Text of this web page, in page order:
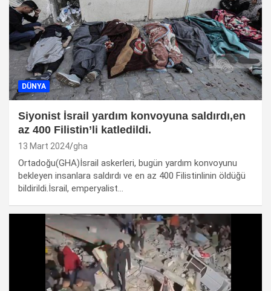
DÜNYA
Siyonist İsrail yardım konvoyuna saldırdı,en
az 400 Filistin’li katledildi.
13 Mart 2024 gha
Ortadoğu(GHA)İsrail askerleri, bugün yardım konvoyunu
bekleyen insanlara saldırdı ve en az 400 Filistinlinin öldüğü
bildirildi.İsrail, emperyalist…